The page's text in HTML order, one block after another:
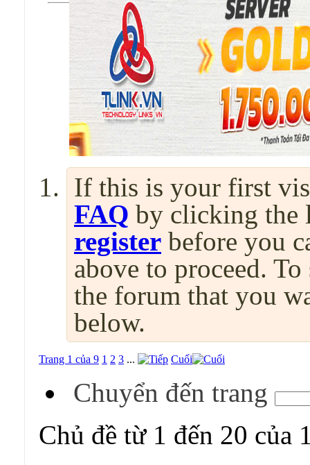
If this is your first
FAQ by clicking the
register before you
above to proceed.
the forum that you
below.
Trang 1 của 9 1 2 3 ... Cuối
Chuyển đến trang
Chủ đề từ 1 đến 20 của